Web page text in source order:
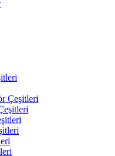
Çeşitleri